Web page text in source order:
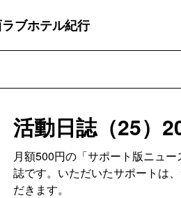
ブホテル紀行
活動日誌（25）
月額500円の「サポート版ニュ
誌です。いただいたサポートは
だきます。